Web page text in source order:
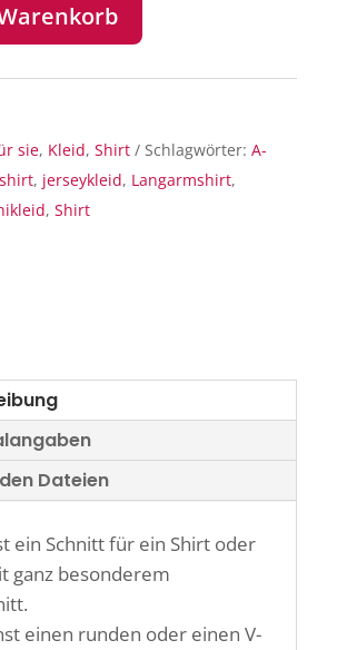
sie, Kleid, Shirt Schlagwörter: A-
, jerseykleid, Langarmshirt,
, Shirt
Dateien
ein Schnitt für ein Shirt oder
ganz besonderem
einen runden oder einen V-